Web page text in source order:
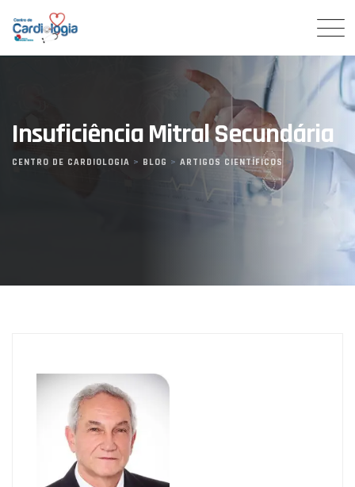
content
Insuficiência Mitral Secundária
CENTRO DE CARDIOLOGIA > BLOG > ARTIGOS CIENTÍFICOS >